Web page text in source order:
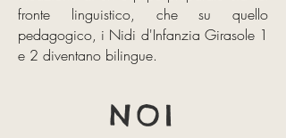
fronte linguistico, che su quello
pedagogico, i Nidi d'Infanzia Girasole 1
e 2 diventano bilingue.
NOI